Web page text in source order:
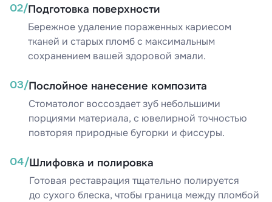
02/Подготовка поверхности
Бережное удаление пораженных кариесом
тканей и старых пломб с максимальным
сохранением вашей здоровой эмали.
03/Послойное нанесение композита
Стоматолог воссоздает зуб небольшими
порциями материала, с ювелирной точностью
повторяя природные бугорки и фиссуры.
04/Шлифовка и полировка
Готовая реставрация тщательно полируется
до сухого блеска, чтобы граница между пломбой